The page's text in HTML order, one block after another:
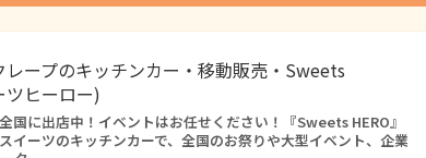
レープのキッチンカー・移動販売・Sweets
ツヒーロー)
国に出店中！イベントはお任せください！『Sweets HERO』
イーツのキッチンカーで、全国のお祭りや大型イベント、企業